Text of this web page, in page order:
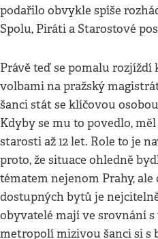
podařilo obvykle spíše
Spolu, Piráti a Starostové
Právě teď se pomalu
volbami na pražský
šanci stát se klíčovou
Kdyby se mu to povedlo,
starosti až 12 let. Role to je
proto, že situace ohledně
tématem nejenom Prahy, ale
dostupných bytů je
obyvatelé mají ve srovnání
metropolí mizivou šanci si s